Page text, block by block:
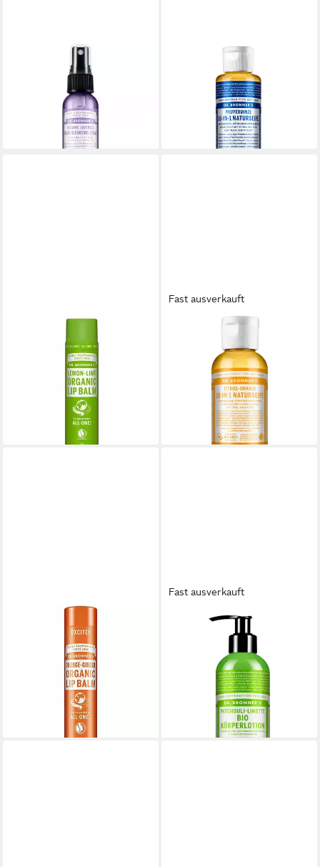
Lavendel Hand Cleansing
Spray Hygienespray (60 ml)
(133,17 €/ 1 l)
lieferbar - in 2-3 Werktagen bei dir
Handseife -IN- Naturseife
Pfefferminz, 150 ml
(46,60 €/ 1 l)
lieferbar - in 2-3 Werktagen bei dir
DR. BRONNERS
Lippenpflegemittel Dr
Bronner'S Lapices Labiales En
Hangpack Lima-Limón
(3.232,50 €/ 1 kg)
lieferbar - in 8-10 Werktagen bei
Fast ausverkauft
DR. BRONNERS
Zitrus Orange, Orange, 60 ml
ab 4,99 €
(83,17 €/ 1 l)
lieferbar - in 2-3 Werktagen bei dir
Lippenpflegemittel Dr
Bronners Lippenbalsam
Orange-Ingwer Hangpack
(3.232,50 €/ 1 kg)
lieferbar - in 8-10 Werktagen bei
Fast ausverkauft
DR. BRONNERS
Körperlotion Patchouli-
Limette, 1-tlg., Bio
Körperlotion 240 ml
(68,71 €/ 1 l)
lieferbar - in 6-7 Werktagen bei dir